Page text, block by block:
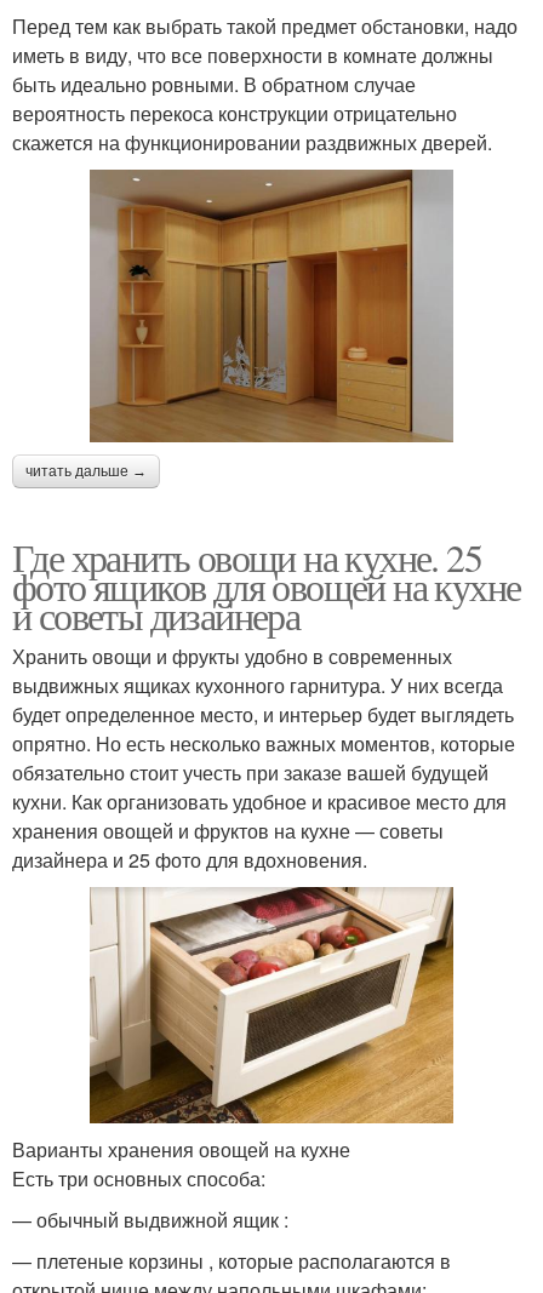
Перед тем как выбрать такой предмет обстановки, надо
иметь в виду, что все поверхности в комнате должны
быть идеально ровными. В обратном случае
вероятность перекоса конструкции отрицательно
скажется на функционировании раздвижных дверей.
читать дальше →
Где хранить овощи на кухне. 25
фото ящиков для овощей на кухне
и советы дизайнера
Хранить овощи и фрукты удобно в современных
выдвижных ящиках кухонного гарнитура. У них всегда
будет определенное место, и интерьер будет выглядеть
опрятно. Но есть несколько важных моментов, которые
обязательно стоит учесть при заказе вашей будущей
кухни. Как организовать удобное и красивое место для
хранения овощей и фруктов на кухне — советы
дизайнера и 25 фото для вдохновения.
Варианты хранения овощей на кухне
Есть три основных способа:
— обычный выдвижной ящик :
— плетеные корзины , которые располагаются в